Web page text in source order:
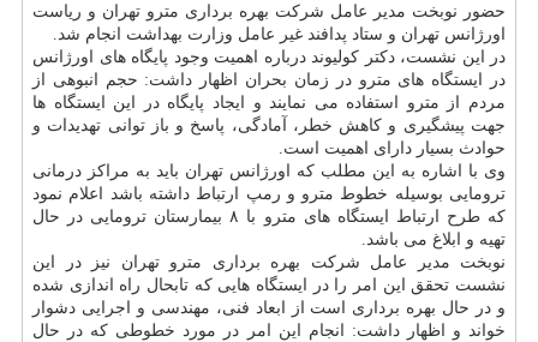
حضور نوبخت مدیر عامل شرکت بهره برداری مترو تهران و ریاست
اورژانس تهران و ستاد پدافند غیر عامل وزارت بهداشت انجام شد.
در این نشست، دکتر کولیوند درباره اهمیت وجود پایگاه های اورژانس
در ایستگاه های مترو در زمان بحران اظهار داشت: حجم انبوهی از
مردم از مترو استفاده می نمایند و ایجاد پایگاه در این ایستگاه ها
جهت پیشگیری و کاهش خطر، آمادگی، پاسخ و باز توانی تهدیدات و
حوادث بسیار دارای اهمیت است.
وی با اشاره به این مطلب که اورژانس تهران باید به مراکز درمانی
ترومایی بوسیله خطوط مترو و رمپ ارتباط داشته باشد اعلام نمود
که طرح ارتباط ایستگاه های مترو با ۸ بیمارستان ترومایی در حال
تهیه و ابلاغ می باشد.
نوبخت مدیر عامل شرکت بهره برداری مترو تهران نیز در این
نشست تحقق این امر را در ایستگاه هایی که تابحال راه اندازی شده
و در حال بهره برداری است از ابعاد فنی، مهندسی و اجرایی دشوار
خواند و اظهار داشت: انجام این امر در مورد خطوطی که در حال